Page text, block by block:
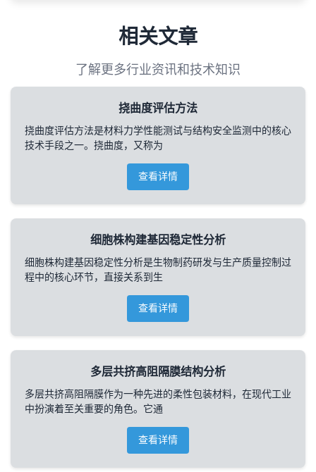
相关文章
了解更多行业资讯和技术知识
挠曲度评估方法
挠曲度评估方法是材料力学性能测试与结构安全监测中的核心
技术手段之一。挠曲度，又称为
查看详情
细胞株构建基因稳定性分析
细胞株构建基因稳定性分析是生物制药研发与生产质量控制过
程中的核心环节，直接关系到生
查看详情
多层共挤高阻隔膜结构分析
多层共挤高阻隔膜作为一种先进的柔性包装材料，在现代工业
中扮演着至关重要的角色。它通
查看详情